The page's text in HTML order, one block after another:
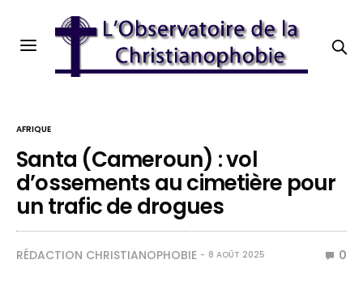
AFRIQUE
Santa (Cameroun) : vol
d’ossements au cimetière pour
un trafic de drogues
RÉDACTION CHRISTIANOPHOBIE 8 AOÛT 2025 0